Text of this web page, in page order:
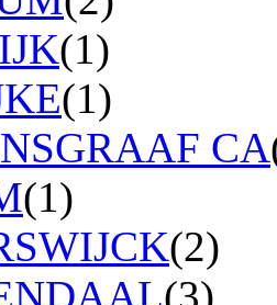
(1)
(1)
CA
(1)
(2)
(3)